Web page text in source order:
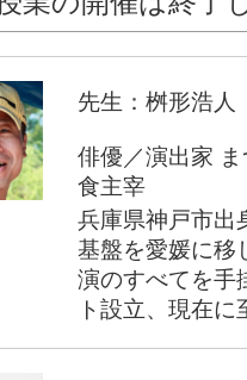
先生：桝形浩人
俳優／演出家
食主宰
兵庫県神戸市出
基盤を愛媛に移
演のすべてを手
ト設立、現在に